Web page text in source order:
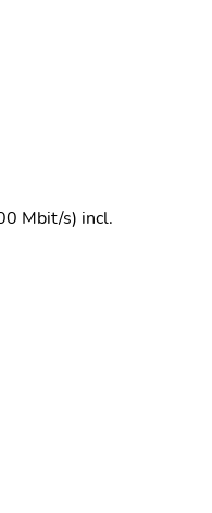
Mbit/s) incl.